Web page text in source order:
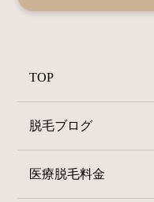
TOP
脱毛ブログ
医療脱毛料金